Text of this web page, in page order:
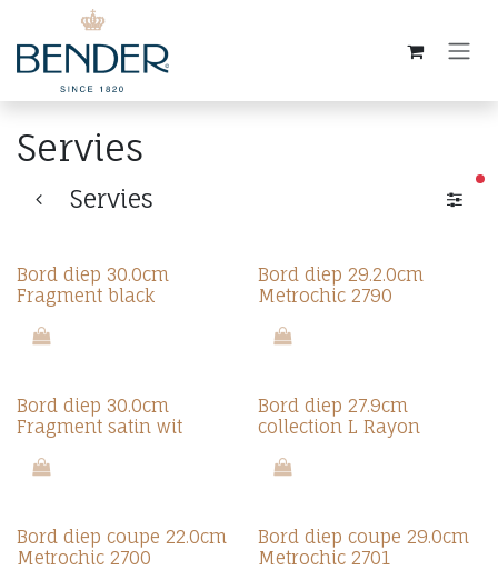
Overslaan naar inhoud
Servies
Servies
Bord diep 30.0cm
Fragment black
Bord diep 29.2.0cm
Metrochic 2790
Bord diep 30.0cm
Fragment satin wit
Bord diep 27.9cm
collection L Rayon
Bord diep coupe 22.0cm
Metrochic 2700
Bord diep coupe 29.0cm
Metrochic 2701